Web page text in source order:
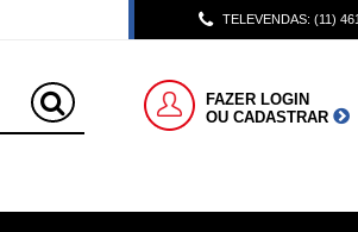
TELEVENDAS: (11)
FAZER LOGIN
OU CADASTRAR